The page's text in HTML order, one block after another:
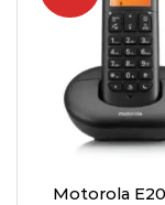
Motorola